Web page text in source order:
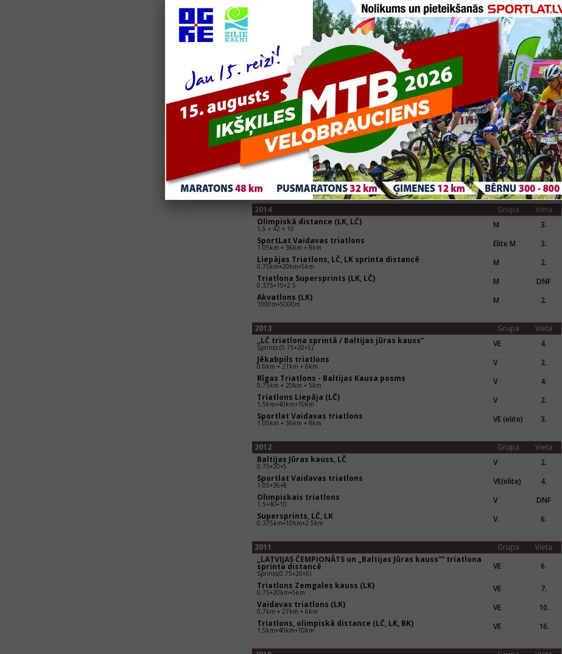
Rīgas Triatlons, 2016 Riga ETU Triathlon Junior European
1km + 28,8km + 6km
M30
1.
Supersprinta triatlons Dobele, Latvijas čempionāts
2.
2015 Grupa
Vieta
Duatlons, LČ, LK
5 km + 20 km + 2,5 km
2.
Jēkabpils krostriatlons, LK
0,5km peld.+21km velo+6km skrieš. M
1.
Ventspils triatlons, sprinta distance, LČ, LK
0,75km peldēš. + 20km velo + 5km skrēj. M
2.
Rīgas triatlons/ 2015 Riga ETU Sprint Triathlon European
Cup, LK
0.75km+20km+5km
M30
1.
Vaidavas triatlons/ Olimpiskā distance, LČ, LK, BK
1.5+40+10
EM
(Elite)
4.
Supersprints, LČ, LK
0,375 + 10 + 2,5 M 2.
2014 Grupa
Vieta
Olimpiskā distance (LK, LČ)
1,5 + 42 + 10 M
3.
SportLat Vaidavas triatlons
1.05km + 36km + 8km Elite M
3.
Liepājas Triatlons, LČ, LK sprinta distancē
0,75km+20km+5km M
2.
Triatlona Supersprints (LK, LČ)
0.375+10+2.5 M
DNF
Akvatlons (LK)
1000m+5000m M 2.
2013 Grupa
Vieta
„LČ triatlona sprintā / Baltijas jūras kauss”
Sprints (0.75+20+5) VE
4.
Jēkabpils triatlons
0.6km + 21km + 6km V
2.
Rīgas Triatlons - Baltijas Kausa posms
0,75km + 20km + 5km V
4.
Triatlons Liepāja (LČ)
1,5km+40km+10km V
2.
Sportlat Vaidavas triatlons
1.05km + 36km + 8km VE (elite) 3.
2012 Grupa
Vieta
Baltijas Jūras kauss, LČ
0.75+20+5 V
2.
Sportlat Vaidavas triatlons
1.05+36+8 VE(elite)
4.
Olimpiskais triatlons
1.5+40+10 V
DNF
Supersprints, LČ, LK
0.375km+10km+2.5km V. 6.
2011 Grupa
Vieta
„LATVIJAS ČEMPIONĀTS un „Baltijas Jūras kauss”” triatlona
sprinta distancē
Sprints(0.75+20+5)
VE
6.
Triatlons Zemgales kauss (LK)
0,75+20km+5km VE
7.
Vaidavas triatlons (LK)
0,7km + 27km + 6km VE
10.
Triatlons, olimpiskā distance (LČ, LK, BK)
1,5km+40km+10km VE 16.